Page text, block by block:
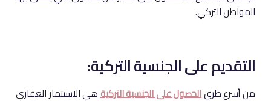
المواطن التركي.
التقديم على الجنسية التركية:
من أسرع طرقالحصول على الجنسية التركيةهي الاستثمار العقاري